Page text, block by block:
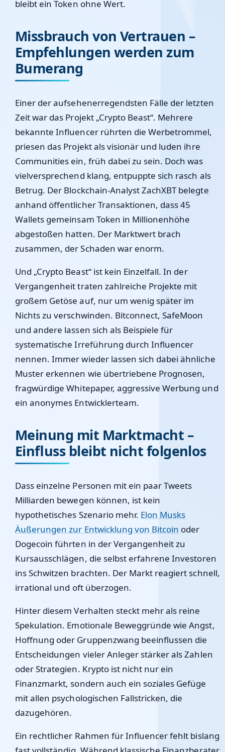
bleibt ein Token ohne Wert.
Missbrauch von Vertrauen –
Empfehlungen werden zum
Bumerang
Einer der aufsehenerregendsten Fälle der letzten
Zeit war das Projekt „Crypto Beast“. Mehrere
bekannte Influencer rührten die Werbetrommel,
priesen das Projekt als visionär und luden ihre
Communities ein, früh dabei zu sein. Doch was
vielversprechend klang, entpuppte sich rasch als
Betrug. Der Blockchain-Analyst ZachXBT belegte
anhand öffentlicher Transaktionen, dass 45
Wallets gemeinsam Token in Millionenhöhe
abgestoßen hatten. Der Marktwert brach
zusammen, der Schaden war enorm.
Und „Crypto Beast“ ist kein Einzelfall. In der
Vergangenheit traten zahlreiche Projekte mit
großem Getöse auf, nur um wenig später im
Nichts zu verschwinden. Bitconnect, SafeMoon
und andere lassen sich als Beispiele für
systematische Irreführung durch Influencer
nennen. Immer wieder lassen sich dabei ähnliche
Muster erkennen wie übertriebene Prognosen,
fragwürdige Whitepaper, aggressive Werbung und
ein anonymes Entwicklerteam.
Meinung mit Marktmacht –
Einfluss bleibt nicht folgenlos
Dass einzelne Personen mit ein paar Tweets
Milliarden bewegen können, ist kein
hypothetisches Szenario mehr. Elon Musks
Äußerungen zur Entwicklung von Bitcoin oder
Dogecoin führten in der Vergangenheit zu
Kursausschlägen, die selbst erfahrene Investoren
ins Schwitzen brachten. Der Markt reagiert schnell,
irrational und oft überzogen.
Hinter diesem Verhalten steckt mehr als reine
Spekulation. Emotionale Beweggründe wie Angst,
Hoffnung oder Gruppenzwang beeinflussen die
Entscheidungen vieler Anleger stärker als Zahlen
oder Strategien. Krypto ist nicht nur ein
Finanzmarkt, sondern auch ein soziales Gefüge
mit allen psychologischen Fallstricken, die
dazugehören.
Ein rechtlicher Rahmen für Influencer fehlt bislang